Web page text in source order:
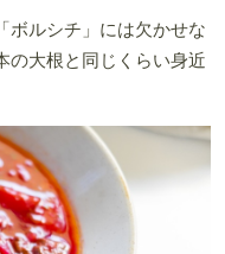
ボルシチ」には欠かせな
の大根と同じくらい身近